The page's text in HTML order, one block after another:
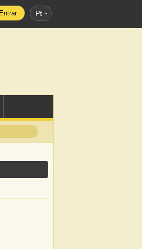
Entrar Pt